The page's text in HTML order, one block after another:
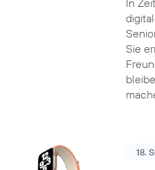
In
Sie
18.